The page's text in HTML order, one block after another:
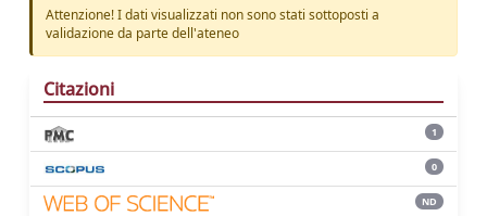
Attenzione! I dati visualizzati non sono stati sottoposti a
validazione da parte dell'ateneo
Citazioni
1
0
ND